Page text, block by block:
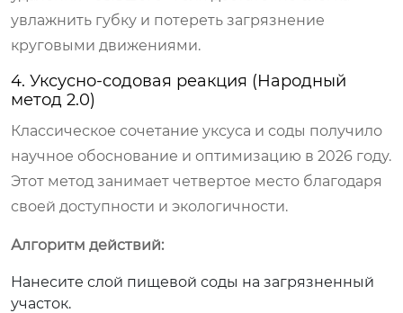
увлажнить губку и потереть загрязнение
круговыми движениями.
4. Уксусно-содовая реакция (Народный
метод 2.0)
Классическое сочетание уксуса и соды получило
научное обоснование и оптимизацию в 2026 году.
Этот метод занимает четвертое место благодаря
своей доступности и экологичности.
Алгоритм действий:
Нанесите слой пищевой соды на загрязненный
участок.